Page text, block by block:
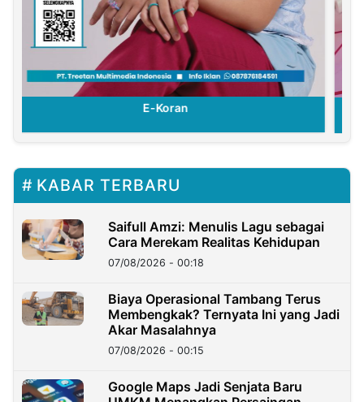
E-Koran
KABAR TERBARU
Saifull Amzi: Menulis Lagu sebagai
Cara Merekam Realitas Kehidupan
07/08/2026 - 00:18
Biaya Operasional Tambang Terus
Membengkak? Ternyata Ini yang Jadi
Akar Masalahnya
07/08/2026 - 00:15
Google Maps Jadi Senjata Baru